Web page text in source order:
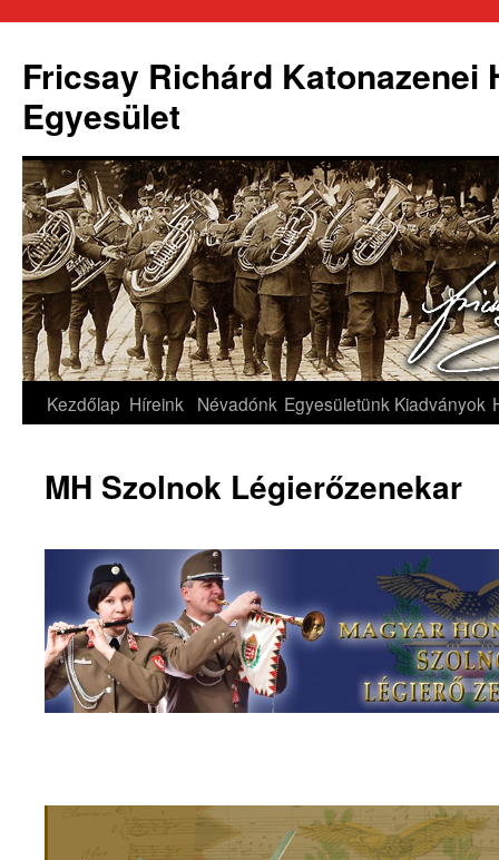
Fricsay Richárd Katonazenei
Egyesület
Kilépés
tartalomba
Kezdőlap Híreink Névadónk Egyesületünk Kiadványok
MH Szolnok Légierőzenekar